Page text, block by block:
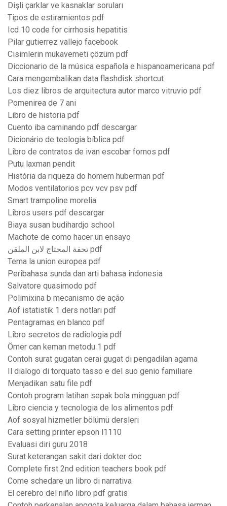
Dişli çarklar ve kasnaklar soruları
Tipos de estiramientos pdf
Icd 10 code for cirrhosis hepatitis
Pilar gutierrez vallejo facebook
Cisimlerin mukavemeti çözüm pdf
Diccionario de la música española e hispanoamericana pdf
Cara mengembalikan data flashdisk shortcut
Los diez libros de arquitectura autor marco vitruvio pdf
Pomenirea de 7 ani
Libro de historia pdf
Cuento iba caminando pdf descargar
Dicionário de teologia bíblica pdf
Libro de contratos de ivan escobar fornos pdf
Putu laxman pendit
História da riqueza do homem huberman pdf
Modos ventilatorios pcv vcv psv pdf
Smart trampoline morelia
Libros users pdf descargar
Biaya susan budihardjo school
Machote de como hacer un ensayo
تحفة المحتاج لابن الملقن pdf
Tema la union europea pdf
Peribahasa sunda dan arti bahasa indonesia
Salvatore quasimodo pdf
Polimixina b mecanismo de ação
Aöf istatistik 1 ders notları pdf
Pentagramas en blanco pdf
Libro secretos de radiologia pdf
Ömer can keman metodu 1 pdf
Contoh surat gugatan cerai gugat di pengadilan agama
Il dialogo di torquato tasso e del suo genio familiare
Menjadikan satu file pdf
Contoh program latihan sepak bola mingguan pdf
Libro ciencia y tecnologia de los alimentos pdf
Aöf sosyal hizmetler bölümü dersleri
Cara setting printer epson l1110
Evaluasi diri guru 2018
Surat keterangan sakit dari dokter doc
Complete first 2nd edition teachers book pdf
Come schedare un libro di narrativa
El cerebro del niño libro pdf gratis